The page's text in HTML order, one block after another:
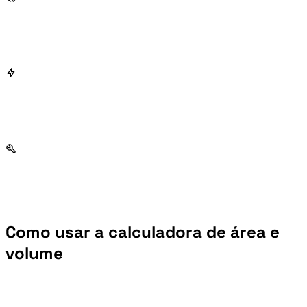
Como usar a calculadora de área e
volume